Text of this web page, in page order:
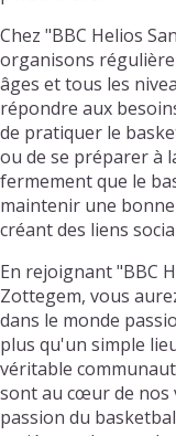
Chez "BBC Helios
organisons
âges et tous les
répondre aux
de pratiquer le
ou de se préparer à
fermement que le
maintenir une
créant des liens
En rejoignant "BBC
Zottegem, vous
dans le monde
plus qu'un simple
véritable
sont au cœur de nos
passion du